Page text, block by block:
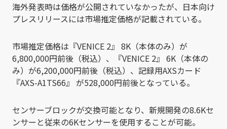
海外発表時は価格が公開されていなかったが、日本向け
プレスリリースには市場推定価格が記載されている。
市場推定価格は『VENICE 2』 8K（本体のみ）が
6,800,000円前後（税込）、『VENICE 2』 6K（本体の
み）が6,200,000円前後（税込）、記録用AXSカード
『AXS-A1TS66』 が528,000円前後となっている。
センサーブロックが交換可能となり、新規開発の8.6Kセ
ンサーと従来の6Kセンサーを使用することが可能。